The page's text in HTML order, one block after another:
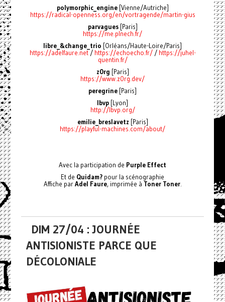
polymorphic_engine[Vienne/Autriche]
https://radical-openness.org/en/vortragende/martin-gius
parvagues[Paris]
https://me.plnech.fr/
libre_&change_trio [Orléans/Haute-Loire/Paris]
https://adelfaure.net/ https://echoecho.fr// https://juhel-
quentin.fr/
z0rg [Paris]
https://www.z0rg.dev/
peregrine [Paris]
lbvp [Lyon]
http://lbvp.org/
emilie_breslavetz [Paris]
https://playful-machines.com/about/
Avec la participation de Purple Effect
Et de Quidam? pour la scénographie
Affiche parAdel Faure, imprimée àToner Toner.
DIM 27/04 : JOURNÉE
ANTISIONISTE PARCE QUE
DÉCOLONIALE